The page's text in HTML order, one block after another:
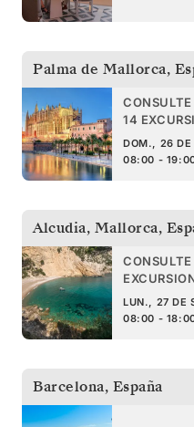
Palma de Mallorca,
CONSULTE
14
DOM., 26 DE
08:00 -
Alcudia, Mallorca,
CONSULTE
LUN., 27 DE
08:00 -
Barcelona, España